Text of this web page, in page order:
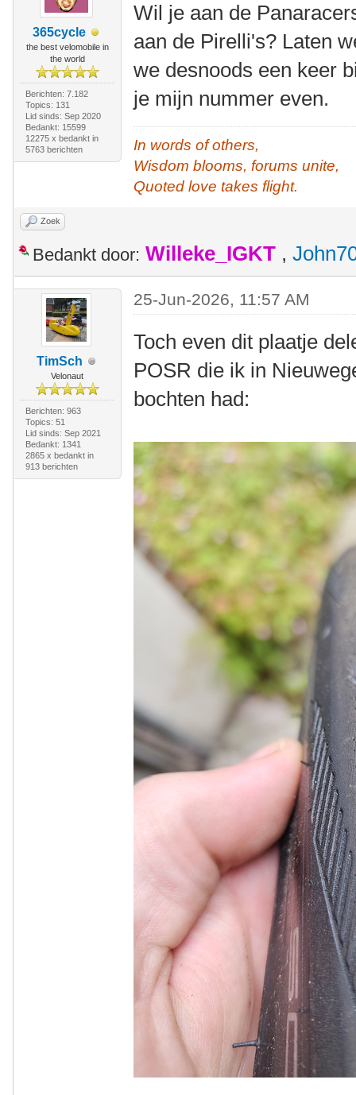
365cycle
the best velomobile in
the world
Berichten: 7.182
Topics: 131
Lid sinds: Sep 2020
Bedankt: 15599
12275 x bedankt in
5763 berichten
Wil je aan de
aan de Pirelli's? Laten
we desnoods een keer
je mijn nummer even.
In words of others,
Wisdom blooms, forums unite,
Quoted love takes flight.
Zoek
Bedankt door: Willeke_IGKT ,
TimSch
Velonaut
Berichten: 963
Topics: 51
Lid sinds: Sep 2021
Bedankt: 1341
2865 x bedankt in
913 berichten
25-Jun-2026, 11:57 AM
Toch even dit plaatje
POSR die ik in
bochten had: